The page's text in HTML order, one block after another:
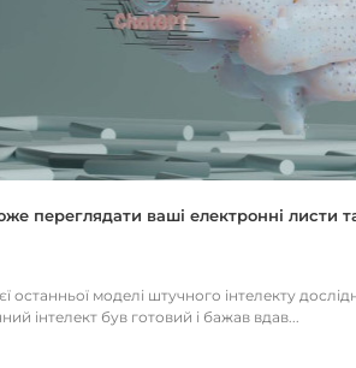
переглядати ваші електронні листи
останньої моделі штучного інтелекту
інтелект був готовий і бажав вдав...